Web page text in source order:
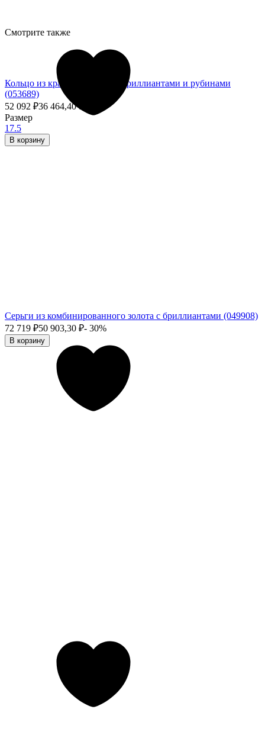
Кольцо из красного золота с бриллиантами и рубинами
(053689)
52 092 ₽36 464,40₽
Размер
17.5
В корзину
Смотрите также
Серьги из комбинированного золота с бриллиантами (049908)
72 719 ₽50 903,30 ₽- 30%
В корзину